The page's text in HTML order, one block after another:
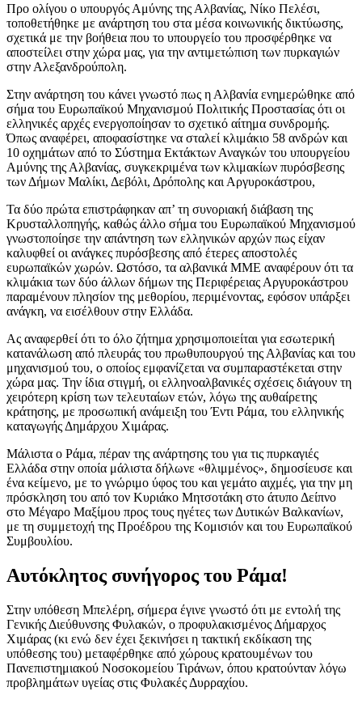
Προ ολίγου ο υπουργός Αμύνης της Αλβανίας, Νίκο Πελέσι,
τοποθετήθηκε με ανάρτηση του στα μέσα κοινωνικής δικτύωσης,
σχετικά με την βοήθεια που το υπουργείο του προσφέρθηκε να
αποστείλει στην χώρα μας, για την αντιμετώπιση των πυρκαγιών
στην Αλεξανδρούπολη.
Στην ανάρτηση του κάνει γνωστό πως η Αλβανία ενημερώθηκε από
σήμα του Ευρωπαϊκού Μηχανισμού Πολιτικής Προστασίας ότι οι
ελληνικές αρχές ενεργοποίησαν το σχετικό αίτημα συνδρομής.
Όπως αναφέρει, αποφασίστηκε να σταλεί κλιμάκιο 58 ανδρών και
10 οχημάτων από το Σύστημα Εκτάκτων Αναγκών του υπουργείου
Αμύνης της Αλβανίας, συγκεκριμένα των κλιμακίων πυρόσβεσης
των Δήμων Μαλίκι, Δεβόλι, Δρόπολης και Αργυροκάστρου,
Τα δύο πρώτα επιστράφηκαν απ’ τη συνοριακή διάβαση της
Κρυσταλλοπηγής, καθώς άλλο σήμα του Ευρωπαϊκού Μηχανισμού
γνωστοποίησε την απάντηση των ελληνικών αρχών πως είχαν
καλυφθεί οι ανάγκες πυρόσβεσης από έτερες αποστολές
ευρωπαϊκών χωρών. Ωστόσο, τα αλβανικά ΜΜΕ αναφέρουν ότι τα
κλιμάκια των δύο άλλων δήμων της Περιφέρειας Αργυροκάστρου
παραμένουν πλησίον της μεθορίου, περιμένοντας, εφόσον υπάρξει
ανάγκη, να εισέλθουν στην Ελλάδα.
Ας αναφερθεί ότι το όλο ζήτημα χρησιμοποιείται για εσωτερική
κατανάλωση από πλευράς του πρωθυπουργού της Αλβανίας και του
μηχανισμού του, ο οποίος εμφανίζεται να συμπαραστέκεται στην
χώρα μας. Την ίδια στιγμή, οι ελληνοαλβανικές σχέσεις διάγουν τη
χειρότερη κρίση των τελευταίων ετών, λόγω της αυθαίρετης
κράτησης, με προσωπική ανάμειξη του Έντι Ράμα, του ελληνικής
καταγωγής Δημάρχου Χιμάρας.
Μάλιστα ο Ράμα, πέραν της ανάρτησης του για τις πυρκαγιές
Ελλάδα στην οποία μάλιστα δήλωνε «θλιμμένος», δημοσίευσε και
ένα κείμενο, με το γνώριμο ύφος του και γεμάτο αιχμές, για την μη
πρόσκληση του από τον Κυριάκο Μητσοτάκη στο άτυπο Δείπνο
στο Μέγαρο Μαξίμου προς τους ηγέτες των Δυτικών Βαλκανίων,
με τη συμμετοχή της Προέδρου της Κομισιόν και του Ευρωπαϊκού
Συμβουλίου.
Αυτόκλητος συνήγορος του Ράμα!
Στην υπόθεση Μπελέρη, σήμερα έγινε γνωστό ότι με εντολή της
Γενικής Διεύθυνσης Φυλακών, ο προφυλακισμένος Δήμαρχος
Χιμάρας (κι ενώ δεν έχει ξεκινήσει η τακτική εκδίκαση της
υπόθεσης του) μεταφέρθηκε από χώρους κρατουμένων του
Πανεπιστημιακού Νοσοκομείου Τιράνων, όπου κρατούνταν λόγω
προβλημάτων υγείας στις Φυλακές Δυρραχίου.